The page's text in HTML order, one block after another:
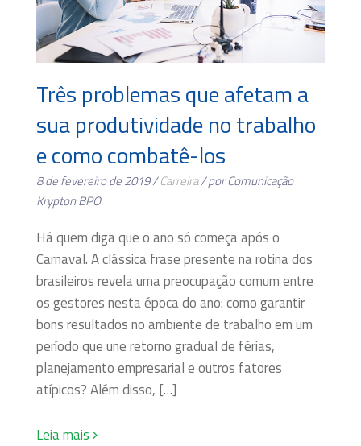
Três problemas que afetam a
sua produtividade no trabalho
e como combatê-los
8 de fevereiro de 2019 /Carreira/ por Comunicação
Krypton BPO
Há quem diga que o ano só começa após o
Carnaval. A clássica frase presente na rotina dos
brasileiros revela uma preocupação comum entre
os gestores nesta época do ano: como garantir
bons resultados no ambiente de trabalho em um
período que une retorno gradual de férias,
planejamento empresarial e outros fatores
atípicos? Além disso, […]
Leia mais